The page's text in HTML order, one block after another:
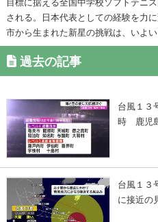
される。日本代表としての経験を力
市から生まれた新星の挑戦は、いよい
過去の記事
台風１
時 鹿児
台風１３
に接近の